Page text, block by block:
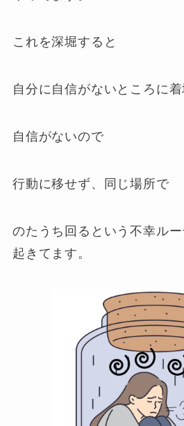
これを深堀すると
自分に自信がないところに着
自信がないので
行動に移せず、同じ場所で
のたうち回るという不幸ル
起きてます。